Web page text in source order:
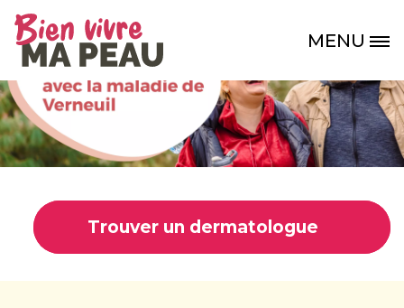
Site Logo MENU
Trouver un dermatologue